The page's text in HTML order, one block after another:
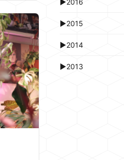
►2016
►2015
►2014
►2013